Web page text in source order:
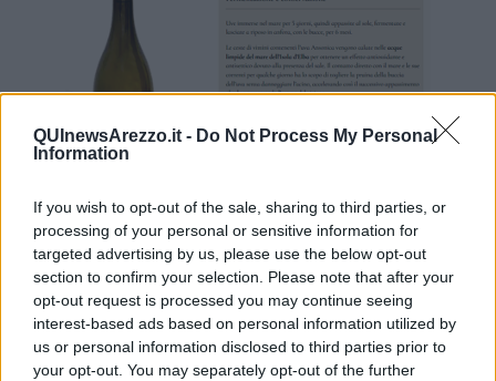
QUInewsArezzo.it - Do Not Process My Personal
Information
If you wish to opt-out of the sale, sharing to third parties, or
processing of your personal or sensitive information for
targeted advertising by us, please use the below opt-out
section to confirm your selection. Please note that after your
opt-out request is processed you may continue seeing
interest-based ads based on personal information utilized by
us or personal information disclosed to third parties prior to
your opt-out. You may separately opt-out of the further
Questo vino è chiamato, dal dizionario greco, con il sostantivo
NESOS, ingreco (νῆσος)che vuol dire in italiano (ISOLA). Vi
confesso che io non l’ho degustato perché è difficile trovarlo. Però è
meritevole di una pubblicazione attenendomi alle citazioni del
proprietario della azienda Antonio Arrighi. Nel contesto enologico
elbano è una assoluta novità. Nel prossimo articolo cercherò di
unirlo all’ antica storia enologica elbana.